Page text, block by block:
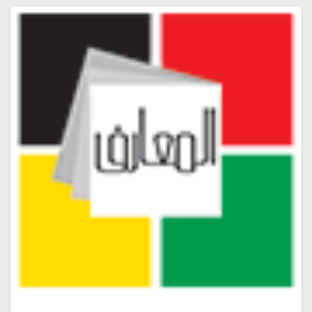
المقطع الصوتي رقم #20
المقطع الصوتي رقم #23
المقطع الصوتي رقم #25
المقطع الصوتي رقم #26
المقطع الصوتي رقم #27